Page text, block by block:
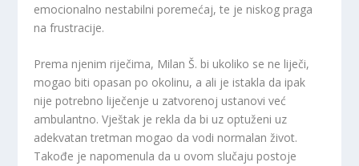
emocionalno nestabilni poremećaj, te je niskog praga
na frustracije.
Prema njenim riječima, Milan Š. bi ukoliko se ne liječi,
mogao biti opasan po okolinu, a ali je istakla da ipak
nije potrebno liječenje u zatvorenoj ustanovi već
ambulantno. Vještak je rekla da bi uz optuženi uz
adekvatan tretman mogao da vodi normalan život.
Takođe je napomenula da u ovom slučaju postoje